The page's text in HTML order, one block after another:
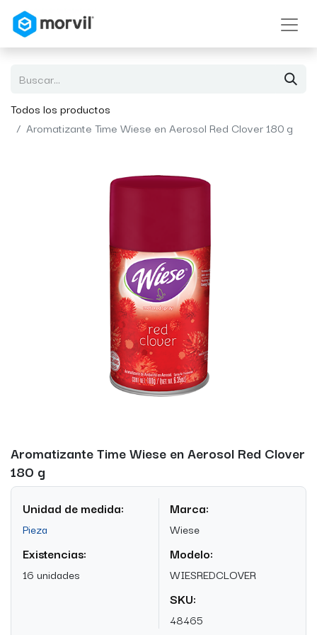
Todos los productos
Aromatizante Time Wiese en Aerosol Red Clover 180 g
Aromatizante Time Wiese en Aerosol Red Clover
180 g
Unidad de medida:
Pieza
Existencias:
16 unidades
Marca:
Wiese
Modelo:
WIESREDCLOVER
SKU:
48465